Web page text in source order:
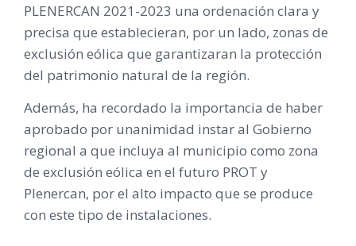
PLENERCAN 2021-2023 una ordenación clara y
precisa que establecieran, por un lado, zonas de
exclusión eólica que garantizaran la protección
del patrimonio natural de la región.
Además, ha recordado la importancia de haber
aprobado por unanimidad instar al Gobierno
regional a que incluya al municipio como zona
de exclusión eólica en el futuro PROT y
Plenercan, por el alto impacto que se produce
con este tipo de instalaciones.